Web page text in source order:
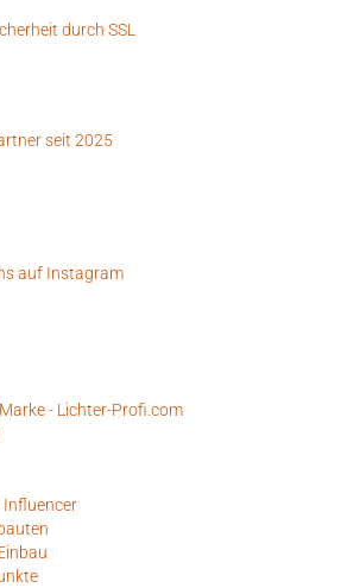
durch SSL
seit 2025
auf Instagram
- Lichter-Profi.com